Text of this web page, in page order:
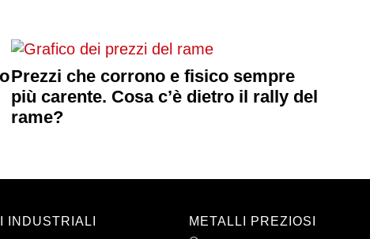
Prezzi che corrono e fisico sempre
più carente. Cosa c’è dietro il rally del
rame?
INDUSTRIALI
METALLI PREZIOSI